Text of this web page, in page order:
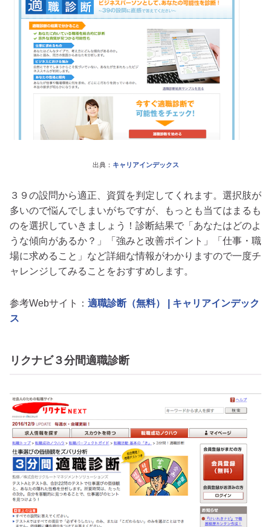
出典： キャリアインデックス
３９の設問から適正、資質を判定してくれます。選択肢が
多いので悩んでしまいがちですが、もっとも当てはまるも
のを選択していきましょう！診断結果で「あなたはどのよ
うな傾向があるか？」「強みと改善ポイント」「仕事・職
場に求めること」など詳細な情報がわかりますので一度チ
ャレンジしてみることをおすすめします。
参考Webサイト： 適職診断（無料） | キャリアインデック
ス
リクナビ３分間適職診断